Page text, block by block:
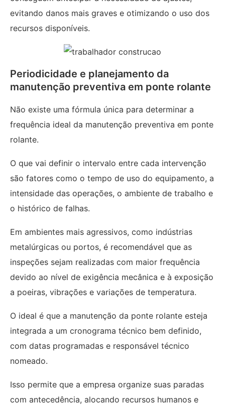
evitando danos mais graves e otimizando o uso dos
recursos disponíveis.
Periodicidade e planejamento da
manutenção preventiva em ponte rolante
Não existe uma fórmula única para determinar a
frequência ideal da manutenção preventiva em ponte
rolante.
O que vai definir o intervalo entre cada intervenção
são fatores como o tempo de uso do equipamento, a
intensidade das operações, o ambiente de trabalho e
o histórico de falhas.
Em ambientes mais agressivos, como indústrias
metalúrgicas ou portos, é recomendável que as
inspeções sejam realizadas com maior frequência
devido ao nível de exigência mecânica e à exposição
a poeiras, vibrações e variações de temperatura.
O ideal é que a manutenção da ponte rolante esteja
integrada a um cronograma técnico bem definido,
com datas programadas e responsável técnico
nomeado.
Isso permite que a empresa organize suas paradas
com antecedência, alocando recursos humanos e